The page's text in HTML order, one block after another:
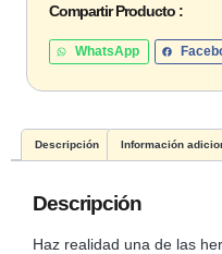
Compartir Producto :
WhatsApp
Descripción Información
Descripción
Haz realidad una de las